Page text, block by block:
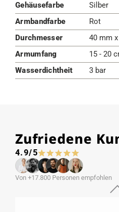
Gehäusefarbe
Silber
Armbandfarbe
Rot
Durchmesser
40 mm
Armumfang
15 - 20
Wasserdichtheit
3 bar
Zufriedene
4.9/5
Von +17.800 Personen empfohlen